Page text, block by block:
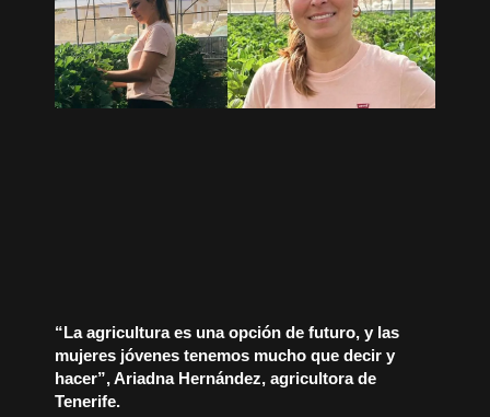
“La agricultura es una opción de futuro, y las
mujeres jóvenes tenemos mucho que decir y
hacer”, Ariadna Hernández, agricultora de
Tenerife.